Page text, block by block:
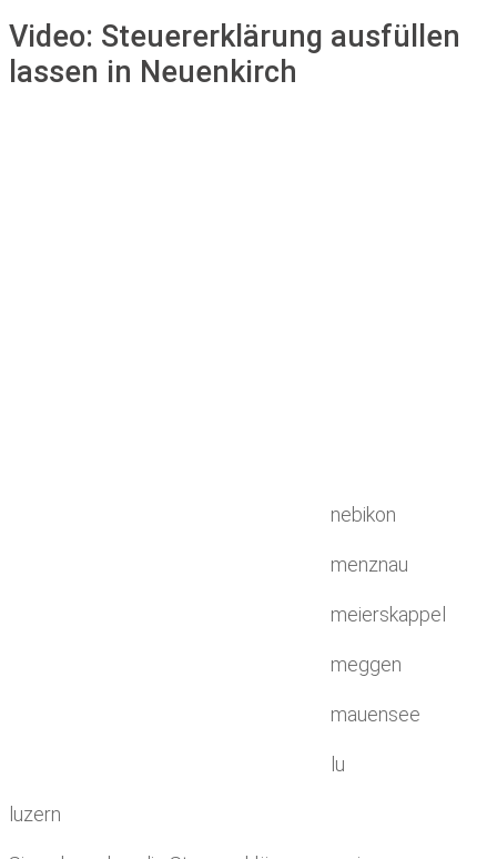
Video: Steuererklärung ausfüllen
lassen in Neuenkirch
nebikon
menznau
meierskappel
meggen
mauensee
lu
luzern